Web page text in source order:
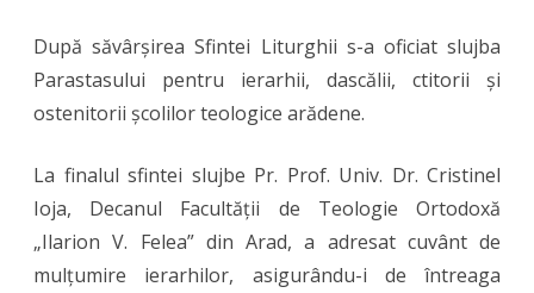
După săvârșirea Sfintei Liturghii s-a oficiat slujba
Parastasului pentru ierarhii, dascălii, ctitorii și
ostenitorii școlilor teologice arădene.
La finalul sfintei slujbe Pr. Prof. Univ. Dr. Cristinel
Ioja, Decanul Facultății de Teologie Ortodoxă
„Ilarion V. Felea” din Arad, a adresat cuvânt de
mulțumire ierarhilor, asigurându-i de întreaga